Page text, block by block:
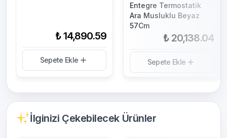
₺ 14,890.59
Sepete Ekle
Entegre Termostatik
Ara Musluklu Beyaz
57Cm
₺ 20,138.04
Sepete Ekle
İlginizi Çekebilecek Ürünler